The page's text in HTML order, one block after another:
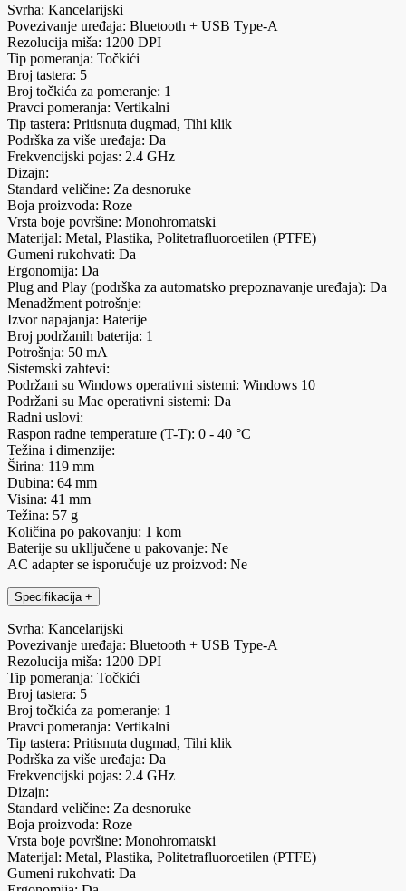
Svrha: Kancelarijski
Povezivanje uređaja: Bluetooth + USB Type-A
Rezolucija miša: 1200 DPI
Tip pomeranja: Točkići
Broj tastera: 5
Broj točkića za pomeranje: 1
Pravci pomeranja: Vertikalni
Tip tastera: Pritisnuta dugmad, Tihi klik
Podrška za više uređaja: Da
Frekvencijski pojas: 2.4 GHz
Dizajn:
Standard veličine: Za desnoruke
Boja proizvoda: Roze
Vrsta boje površine: Monohromatski
Materijal: Metal, Plastika, Politetrafluoroetilen (PTFE)
Gumeni rukohvati: Da
Ergonomija: Da
Plug and Play (podrška za automatsko prepoznavanje uređaja): Da
Menadžment potrošnje:
Izvor napajanja: Baterije
Broj podržanih baterija: 1
Potrošnja: 50 mA
Sistemski zahtevi:
Podržani su Windows operativni sistemi: Windows 10
Podržani su Mac operativni sistemi: Da
Radni uslovi:
Raspon radne temperature (T-T): 0 - 40 °C
Težina i dimenzije:
Širina: 119 mm
Dubina: 64 mm
Visina: 41 mm
Težina: 57 g
Količina po pakovanju: 1 kom
Baterije su uklljučene u pakovanje: Ne
AC adapter se isporučuje uz proizvod: Ne
Specifikacija +
Svrha: Kancelarijski
Povezivanje uređaja: Bluetooth + USB Type-A
Rezolucija miša: 1200 DPI
Tip pomeranja: Točkići
Broj tastera: 5
Broj točkića za pomeranje: 1
Pravci pomeranja: Vertikalni
Tip tastera: Pritisnuta dugmad, Tihi klik
Podrška za više uređaja: Da
Frekvencijski pojas: 2.4 GHz
Dizajn:
Standard veličine: Za desnoruke
Boja proizvoda: Roze
Vrsta boje površine: Monohromatski
Materijal: Metal, Plastika, Politetrafluoroetilen (PTFE)
Gumeni rukohvati: Da